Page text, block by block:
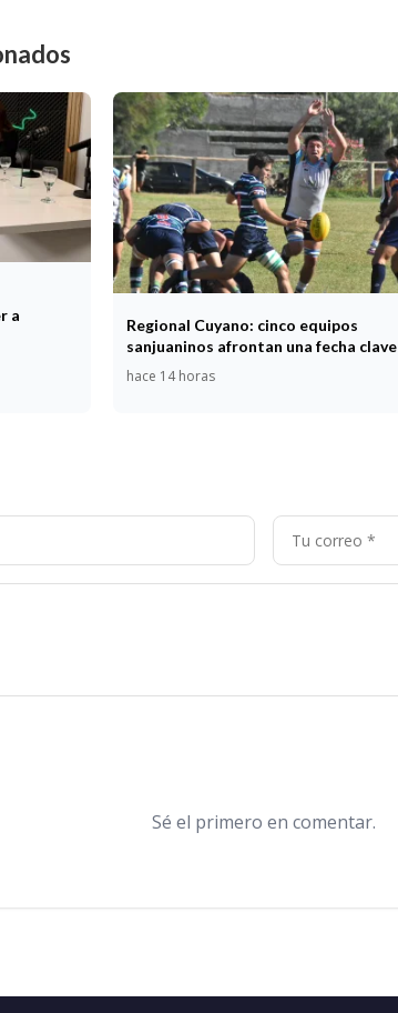
a
Regional Cuyano: cinco equipos
sanjuaninos afrontan una fecha clave
hace 14 horas
Sé el primero en comentar.